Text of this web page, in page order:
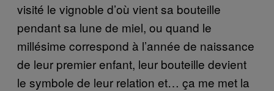
visité le vignoble d’où vient sa bouteille
pendant sa lune de miel, ou quand le
millésime correspond à l’année de naissance
de leur premier enfant, leur bouteille devient
le symbole de leur relation et… ça me met la